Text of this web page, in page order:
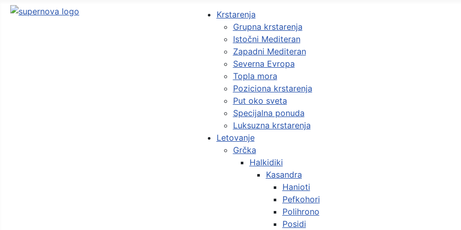
Krstarenja
Grupna krstarenja
Istočni Mediteran
Zapadni Mediteran
Severna Evropa
Topla mora
Poziciona krstarenja
Put oko sveta
Specijalna ponuda
Luksuzna krstarenja
Letovanje
Grčka
Halkidiki
Kasandra
Hanioti
Pefkohori
Polihrono
Posidi